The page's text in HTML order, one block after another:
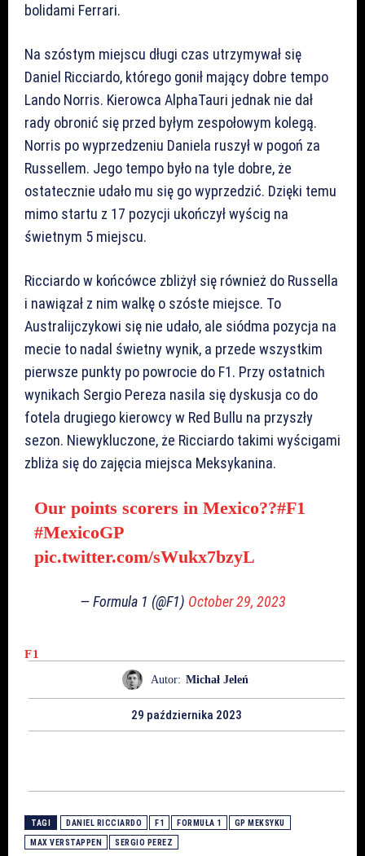
bolidami Ferrari.
Na szóstym miejscu długi czas utrzymywał się
Daniel Ricciardo, którego gonił mający dobre tempo
Lando Norris. Kierowca AlphaTauri jednak nie dał
rady obronić się przed byłym zespołowym kolegą.
Norris po wyprzedzeniu Daniela ruszył w pogoń za
Russellem. Jego tempo było na tyle dobre, że
ostatecznie udało mu się go wyprzedzić. Dzięki temu
mimo startu z 17 pozycji ukończył wyścig na
świetnym 5 miejscu.
Ricciardo w końcówce zbliżył się również do Russella
i nawiązał z nim walkę o szóste miejsce. To
Australijczykowi się nie udało, ale siódma pozycja na
mecie to nadal świetny wynik, a przede wszystkim
pierwsze punkty po powrocie do F1. Przy ostatnich
wynikach Sergio Pereza nasila się dyskusja co do
fotela drugiego kierowcy w Red Bullu na przyszły
sezon. Niewykluczone, że Ricciardo takimi wyścigami
zbliża się do zajęcia miejsca Meksykanina.
Our points scorers in Mexico??#F1
#MexicoGP
pic.twitter.com/sWukx7bzyL
— Formula 1 (@F1) October 29, 2023
F1
Autor: Michał Jeleń
29 października 2023
TAGI DANIEL RICCIARDO F1 FORMUŁA 1 GP MEKSYKU
MAX VERSTAPPEN SERGIO PEREZ